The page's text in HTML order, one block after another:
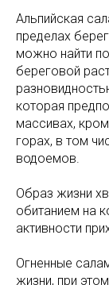
Альпийская
пределах
можно найти
береговой
которая
массивах,
горах, в том
водоемов.
Образ жизни
обитанием на
активности
Огненные
жизни, при